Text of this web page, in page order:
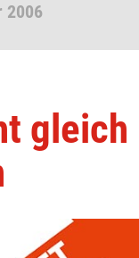
2006
gleich